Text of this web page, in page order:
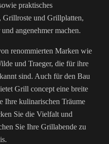
praktisches
und Grillplatten,
angenehmer machen.
renommierten Marken wie
und Traeger, die für ihre
sind. Auch für den Bau
Grill concept eine breite
Ihre kulinarischen Träume
Sie die Vielfalt und
Sie Ihre Grillabende zu